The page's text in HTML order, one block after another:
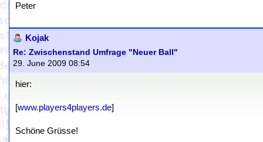
Peter
Kojak
Re: Zwischenstand Umfrage "Neuer Ball"
29. June 2009 08:54
hier:
[www.players4players.de]
Schöne Grüsse!